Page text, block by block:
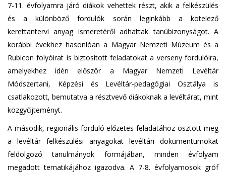
7-11. évfolyamra járó diákok vehettek részt, akik a felkészülés
és a különböző fordulók során leginkább a kötelező
kerettantervi anyag ismeretéről adhattak tanúbizonyságot. A
korábbi évekhez hasonlóan a Magyar Nemzeti Múzeum és a
Rubicon folyóirat is biztosított feladatokat a verseny fordulóira,
amelyekhez idén először a Magyar Nemzeti Levéltár
Módszertani, Képzési és Levéltár-pedagógiai Osztálya is
csatlakozott, bemutatva a résztvevő diákoknak a levéltárat, mint
közgyűjteményt.
A második, regionális forduló előzetes feladatához osztott meg
a levéltár felkészülési anyagokat levéltári dokumentumokat
feldolgozó tanulmányok formájában, minden évfolyam
megadott tematikájához igazodva. A 7-8. évfolyamosok gróf